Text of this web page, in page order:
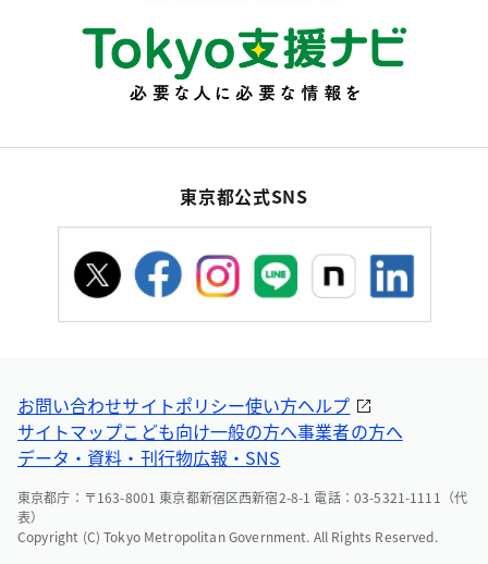
東京都公式SNS
お問い合わせサイトポリシー使い方ヘルプ
サイトマップこども向け一般の方へ事業者の方へ
データ・資料・刊行物広報・SNS
東京都庁：〒163-8001 東京都新宿区西新宿2-8-1 電話：03-5321-1111（代
表）
Copyright (C) Tokyo Metropolitan Government. All Rights Reserved.